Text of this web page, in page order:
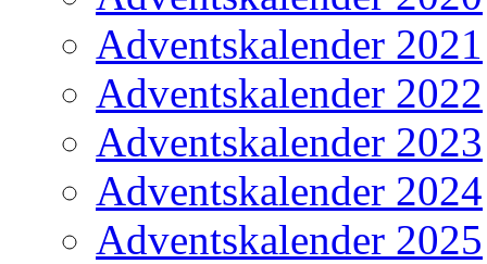
Adventskalender 2021
Adventskalender 2022
Adventskalender 2023
Adventskalender 2024
Adventskalender 2025